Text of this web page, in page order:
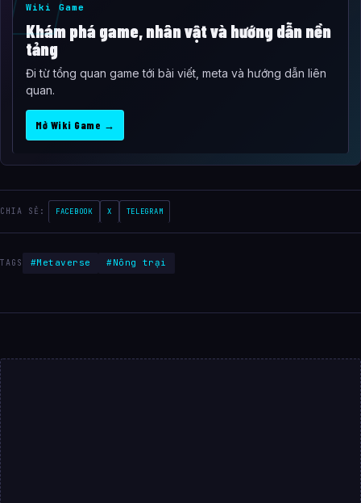
Wiki Game
Khám phá game, nhân vật và hướng dẫn nền
tảng
Đi từ tổng quan game tới bài viết, meta và hướng dẫn liên
quan.
Mở Wiki Game →
CHIA SẺ: FACEBOOK X TELEGRAM
TAGS #Metaverse #Nông trại